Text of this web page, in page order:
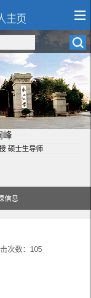
峰
硕士生导师
信息
次数： 105